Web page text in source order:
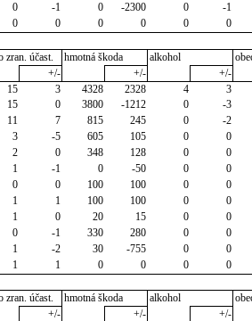
0 -1 0 -2300 0 -1
0 0 0 0 0 0
zran. účast. hmotná škoda alkohol
+/- +/- +/-
15 3 4328 2328 4 3
15 0 3800 -1212 0 -3
11 7 815 245 0 -2
3 -5 605 105 0 0
2 0 348 128 0 0
1 -1 0 -50 0 0
0 0 100 100 0 0
1 1 100 100 0 0
1 0 20 15 0 0
0 -1 330 280 0 0
1 -2 30 -755 0 0
1 1 0 0 0 0
zran. účast. hmotná škoda alkohol
+/- +/- +/-